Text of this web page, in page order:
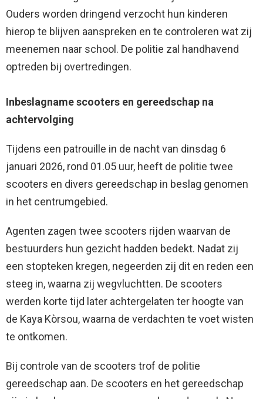
Ouders worden dringend verzocht hun kinderen
hierop te blijven aanspreken en te controleren wat zij
meenemen naar school. De politie zal handhavend
optreden bij overtredingen.
Inbeslagname scooters en gereedschap na
achtervolging
Tijdens een patrouille in de nacht van dinsdag 6
januari 2026, rond 01.05 uur, heeft de politie twee
scooters en divers gereedschap in beslag genomen
in het centrumgebied.
Agenten zagen twee scooters rijden waarvan de
bestuurders hun gezicht hadden bedekt. Nadat zij
een stopteken kregen, negeerden zij dit en reden een
steeg in, waarna zij wegvluchtten. De scooters
werden korte tijd later achtergelaten ter hoogte van
de Kaya Kòrsou, waarna de verdachten te voet wisten
te ontkomen.
Bij controle van de scooters trof de politie
gereedschap aan. De scooters en het gereedschap